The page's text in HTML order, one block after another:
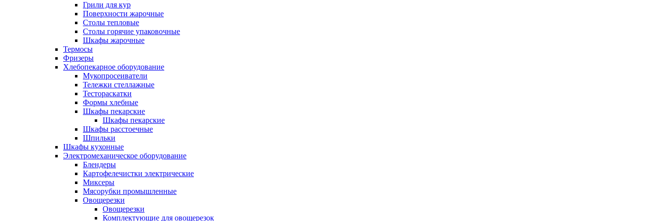
Грили для кур
Поверхности жарочные
Столы тепловые
Столы горячие упаковочные
Шкафы жарочные
Термосы
Фризеры
Хлебопекарное оборудование
Мукопросеиватели
Тележки стеллажные
Тестораскатки
Формы хлебные
Шкафы пекарские
Шкафы пекарские
Шкафы расстоечные
Шпильки
Шкафы кухонные
Электромеханическое оборудование
Блендеры
Картофелечистки электрические
Миксеры
Мясорубки промышленные
Овощерезки
Овощерезки
Комплектующие для овощерезок